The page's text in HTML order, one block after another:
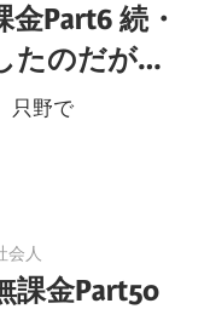
金Part6 続・
たのだが…
只野で
会人
課金Part50